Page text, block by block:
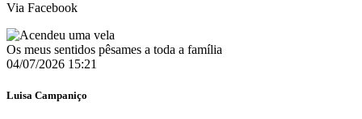
Via Facebook
Os meus sentidos pêsames a toda a família
04/07/2026 15:21
Luisa Campaniço